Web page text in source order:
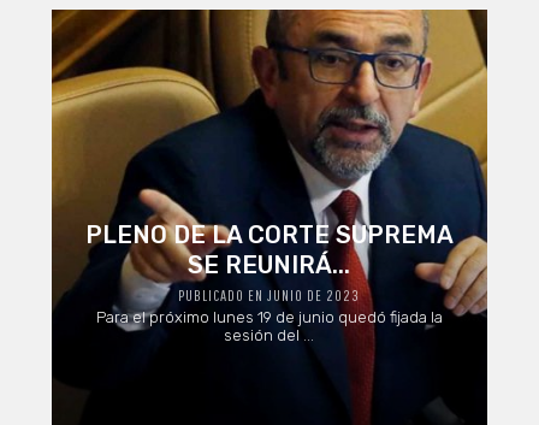
PLENO DE LA CORTE SUPREMA
SE REUNIRÁ...
PUBLICADO EN JUNIO DE 2023
Para el próximo lunes 19 de junio quedó fijada la
sesión del ...